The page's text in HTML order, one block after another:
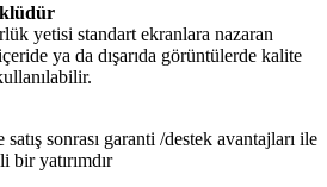
yetisi standart ekranlara nazaran
ya da dışarıda görüntülerde kalite
sonrası garanti /destek avantajları ile
yatırımdır